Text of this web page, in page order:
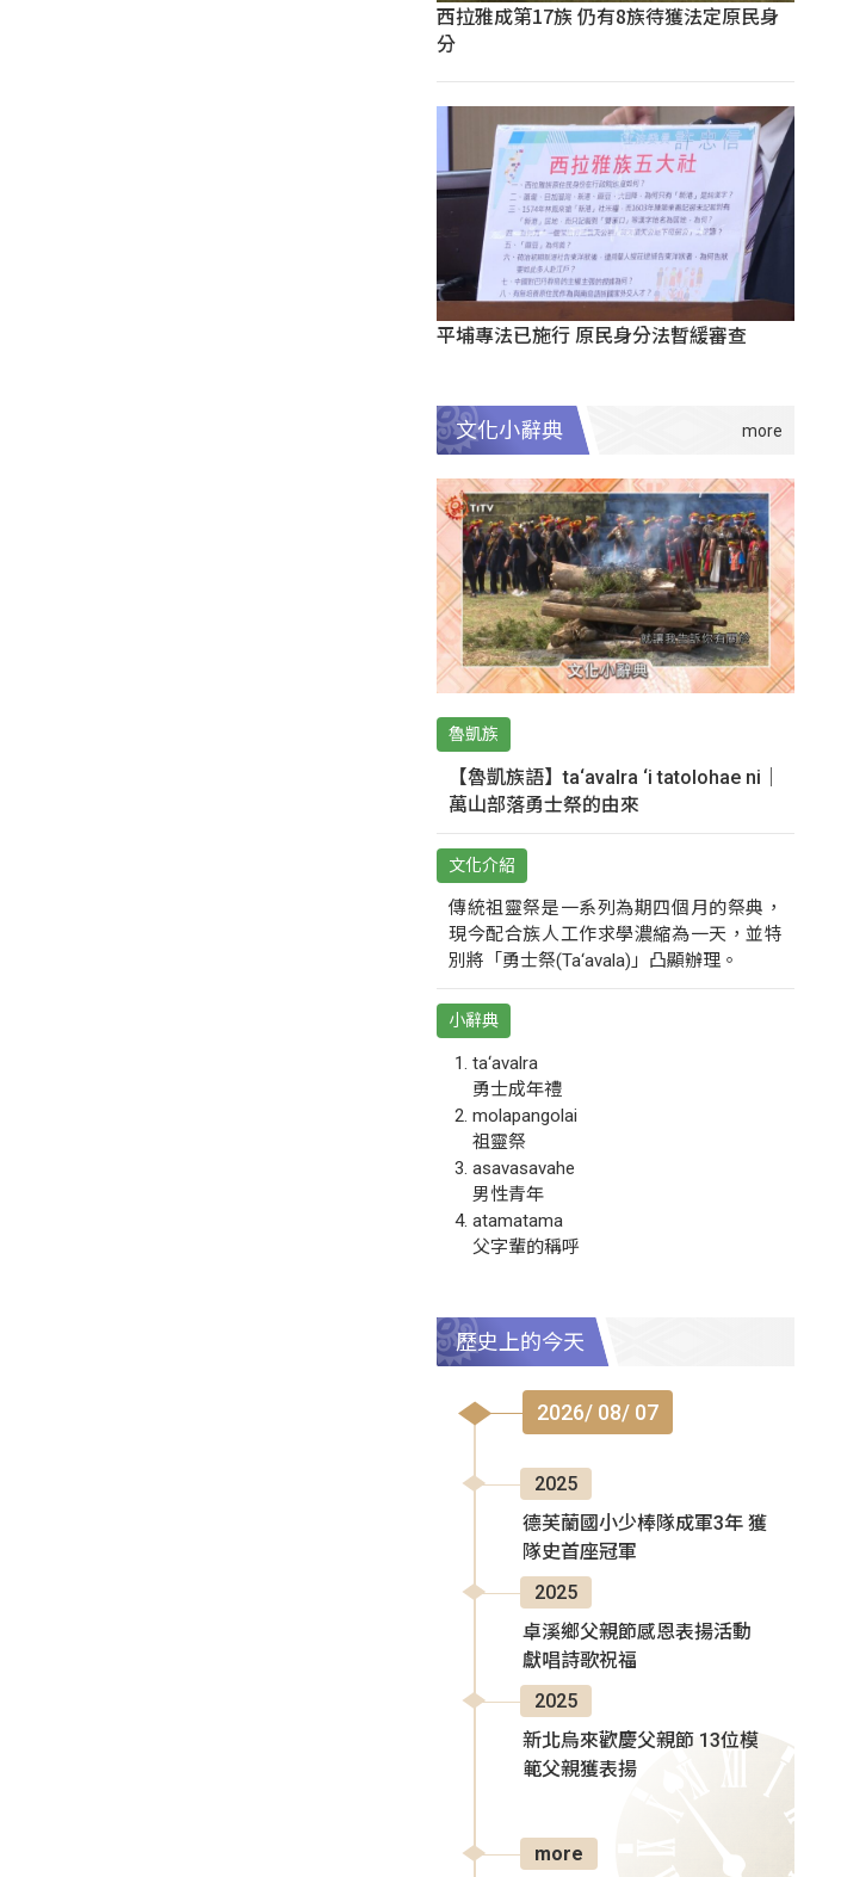
西拉雅成第17族 仍有8族待獲法定原民身
分
平埔專法已施行 原民身分法暫緩審查
文化小辭典
魯凱族
【魯凱族語】ta‘avalra ‘i tatolohae ni｜
萬山部落勇士祭的由來
文化介紹
傳統祖靈祭是一系列為期四個月的祭典，
現今配合族人工作求學濃縮為一天，並特
別將「勇士祭(Ta‘avala)」凸顯辦理。
小辭典
ta‘avalra
勇士成年禮
molapangolai
祖靈祭
asavasavahe
男性青年
atamatama
父字輩的稱呼
歷史上的今天
2026/ 08/ 07
2025
德芙蘭國小少棒隊成軍3年 獲
隊史首座冠軍
2025
卓溪鄉父親節感恩表揚活動
獻唱詩歌祝福
2025
新北烏來歡慶父親節 13位模
範父親獲表揚
more